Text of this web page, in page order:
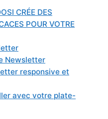
CRÉE DES
POUR VOTRE
Newsletter
responsive et
avec votre plate-